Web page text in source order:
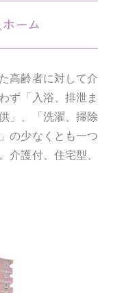
高齢者に対して介
ず「入浴、排泄ま
」、「洗濯、掃除
の少なくとも一つ
介護付、住宅型、